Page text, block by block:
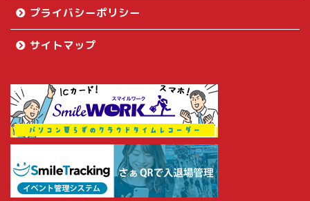
プライバシーポリシー
サイトマップ